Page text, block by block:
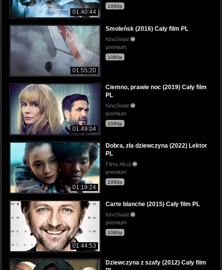
01:40:44
1080p
01:55:20
Smoleńsk (2016) Cały film PL
KinoSwiat
premium
1080p
01:49:04
Ciemno, prawie noc (2019) Cały film
PL
KinoSwiat
premium
1080p
01:19:24
Dobra, zła dziewczyna (2022) Lektor
PL
Filmy Akcji
premium
1080p
01:44:53
Carte blanche (2015) Cały film PL
KinoSwiat
premium
1080p
Dziewczyna z szafy (2012) Cały film